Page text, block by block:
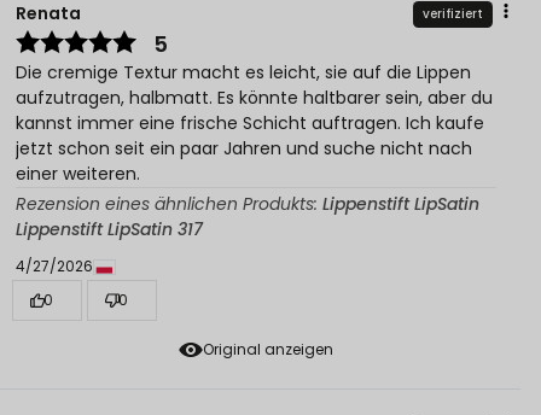
Original anzeigen
Renata verifiziert
5
Die cremige Textur macht es leicht, sie auf die Lippen
aufzutragen, halbmatt. Es könnte haltbarer sein, aber du
kannst immer eine frische Schicht auftragen. Ich kaufe
jetzt schon seit ein paar Jahren und suche nicht nach
einer weiteren.
Rezension eines ähnlichen Produkts: Lippenstift LipSatin
Lippenstift LipSatin 317
4/27/2026
0
0